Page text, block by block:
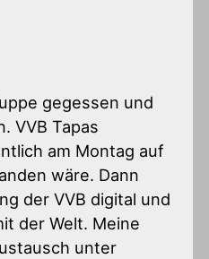
gegessen und
VVB Tapas
am Montag auf
wäre. Dann
der VVB digital und
der Welt. Meine
unter